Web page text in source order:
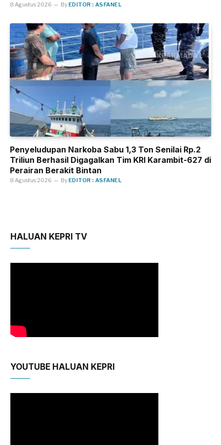
8 Agustus 2026 ByEDITOR : ASFANEL
Penyeludupan Narkoba Sabu 1,3 Ton Senilai Rp.2
Triliun Berhasil Digagalkan Tim KRI Karambit-627 di
Perairan Berakit Bintan
8 Agustus 2026 ByEDITOR : ASFANEL
HALUAN KEPRI TV
YOUTUBE HALUAN KEPRI